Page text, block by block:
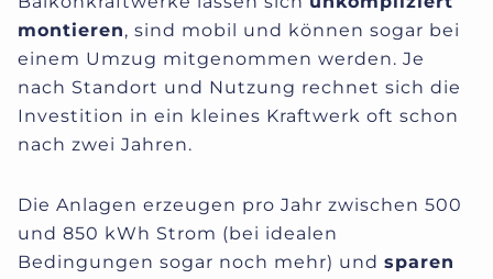
montieren, sind mobil und können sogar bei
einem Umzug mitgenommen werden. Je
nach Standort und Nutzung rechnet sich die
Investition in ein kleines Kraftwerk oft schon
nach zwei Jahren.
Die Anlagen erzeugen pro Jahr zwischen 500
und 850 kWh Strom (bei idealen
Bedingungen sogar noch mehr) und sparen